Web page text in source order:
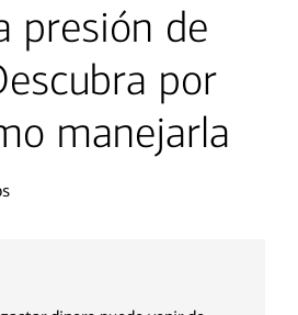
presión de
por
manejarla